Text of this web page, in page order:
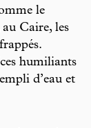
le
Caire, les
humiliants
d’eau et